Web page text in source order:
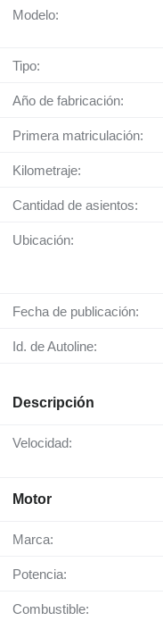
Modelo:
Tipo:
Año de fabricación:
Primera matriculación:
Kilometraje:
Cantidad de asientos:
Ubicación:
Fecha de publicación:
Id. de Autoline:
Descripción
Velocidad:
Motor
Marca:
Potencia:
Combustible: